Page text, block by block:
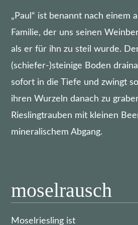
„Paul“ ist benannt nach einem
Familie, der uns seinen
als er für ihn zu steil wurde.
(schiefer-)steinige Boden
sofort in die Tiefe und zwingt
ihren Wurzeln danach zu
Rieslingtrauben mit kleinen
mineralischem Abgang.
moselrausch
Moselriesling ist